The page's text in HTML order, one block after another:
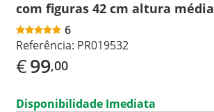
com figuras 42 cm altura média
6
Referência: PR019532
€99,00
Disponibilidade Imediata